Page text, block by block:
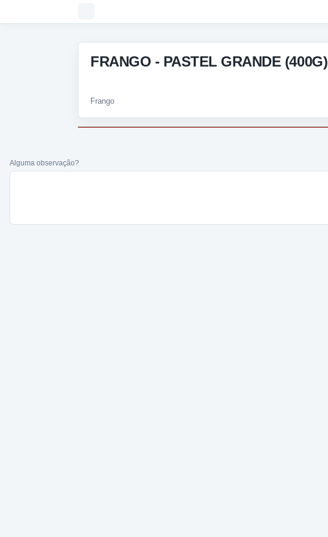
FRANGO - PASTEL GRANDE (400G)
Frango
Alguma observação?